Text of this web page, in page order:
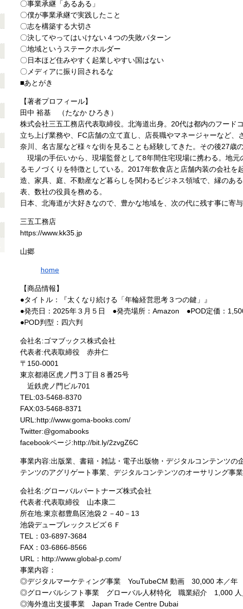
〇事業承継「あるある」
〇僕が事業承継で実践したこと
〇志を構築する大切さ
〇決してやってはいけない４つの失敗パターン
〇地域というステークホルダー
〇日本ほど住みやすく起業しやすい国はない
〇メディアに振り回されるな
■あとがき
【著者プロフィール】
田中 裕基 （たなか ひろき）
株式会社三五工務店代表取締役。北海道出身。20代は都内のフード
立ち上げ業務や、FC店舗の立て直し、店長職やマネージャーなど、
奈川、名古屋など様々な街を見ることも経験してきた。その後27歳
現場の手伝いから、現場監督として8年間住宅現場に携わる。地
るモノづくりを特徴としている。2017年飲食店と店舗内装の会社を
造、家具、庭、不動産など暮らしを関わるビジネス領域で、縁のあ
表、数社の役員を務める。
日本、北海道が大好きなので、豊かな地域を、次の代に残す事に寄
三五工務店
https://www.kk35.jp
山郷
home
【商品情報】
●タイトル：『太くなり続ける「年輪経営思考３つの鍵」』
●発売日：2025年３月５日 ●発売場所：Amazon ●POD定価：
●POD判型：四六判
会社名:ゴマブックス株式会社
代表者:代表取締役 赤井仁
〒150-0001
東京都港区虎ノ門３丁目８番25号
近鉄虎ノ門ビル701
TEL:03-5468-8370
FAX:03-5468-8371
URL:http://www.goma-books.com/
Twitter:@gomabooks
facebookページ:http://bit.ly/2zvgZ6C
事業内容:出版業、書籍・雑誌・電子出版物・デジタルコンテンツの
テンツのアグリゲート事業、デジタルコンテンツのオーサリング事業
会社名:グローバルパートナーズ株式会社
代表者:代表取締役 山本康二
所在地:東京都豊島区池袋２－40－13
池袋デュープレックスビズ６Ｆ
TEL：03-6897-3684
FAX：03-6866-8566
URL：http://www.global-p.com/
事業内容：
◎デジタルマーケティング事業 YouTubeCM 動画 30,000 本／年
◎グローバルシフト事業 グローバル人材特化 職業紹介 1,000 人
◎海外進出支援事業 Japan Trade Centre Dubai